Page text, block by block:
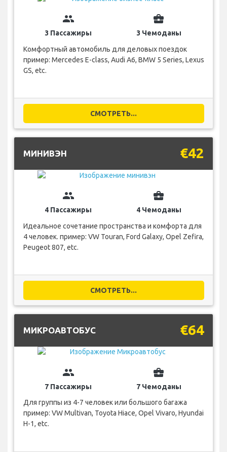
group
3 Пассажиры
business_center
3 Чемоданы
Комфортный автомобиль для деловых поездок
пример: Mercedes E-class, Audi A6, BMW 5 Series, Lexus
GS, etc.
СМОТРЕТЬ...
МИНИВЭН €42
group
4 Пассажиры
business_center
4 Чемоданы
Идеальное сочетание пространства и комфорта для
4 человек. пример: VW Touran, Ford Galaxy, Opel Zefira,
Peugeot 807, etc.
СМОТРЕТЬ...
МИКРОАВТОБУС €64
group
7 Пассажиры
business_center
7 Чемоданы
Для группы из 4-7 человек или большого багажа
пример: VW Multivan, Toyota Hiace, Opel Vivaro, Hyundai
H-1, etc.